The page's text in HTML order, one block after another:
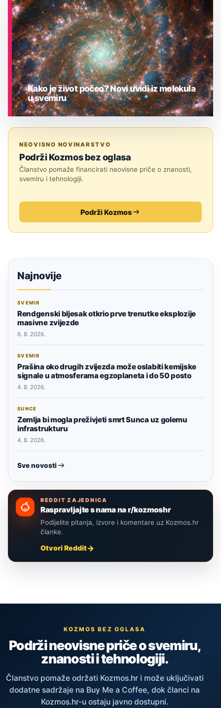
Kako je život počeo? Novi uvidi iz molekula
u svemiru
NEOVISNO NOVINARSTVO
Podrži Kozmos bez oglasa
Članstvo pomaže financirati neovisne priče o znanosti,
svemiru i tehnologiji.
Podrži Kozmos
Najnovije
SVEMIR
Rendgenski bljesak otkrio prve trenutke eksplozije
masivne zvijezde
6. 8. 2026.
SVEMIR
Prašina oko drugih zvijezda može oslabiti kemijske
signale u atmosferama egzoplaneta i do 50 posto
4. 8. 2026.
SUNCE
Zemlja bi mogla preživjeti smrt Sunca uz golemu
infrastrukturu
4. 8. 2026.
Sve novosti
REDDIT ZAJEDNICA
Raspravljajte s nama na r/kozmoshr
Podijelite pitanja, izvore i komentare uz Kozmos.hr
članke.
Otvori Reddit
KOZMOS BEZ OGLASA
Podrži neovisne priče o svemiru,
znanosti i tehnologiji.
Članstvo pomaže održati Kozmos.hr i može uključivati
dodatne sadržaje na Buy Me a Coffee, dok članci na
Kozmos.hr-u ostaju javno dostupni.